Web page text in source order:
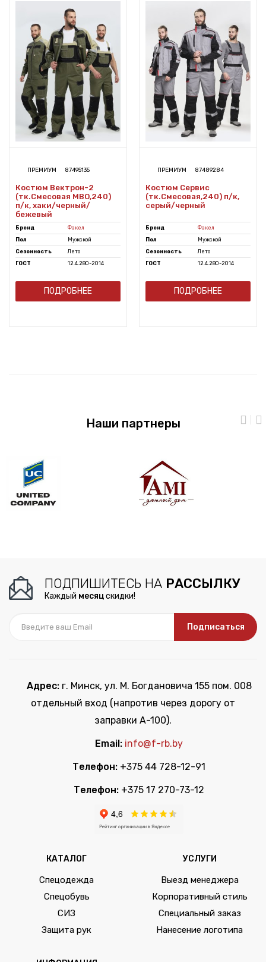
ПРЕМИУМ 87495135
Костюм Вектрон-2
(тк.Смесовая МВО,240)
п/к, хаки/черный/
бежевый
Бренд
Факел
Пол
Мужской
Сезонность
Лето
ГОСТ
12.4.280-2014
ПОДРОБНЕЕ
ПРЕМИУМ 87489284
Костюм Сервис
(тк.Смесовая,240) п/к,
серый/черный
Бренд
Факел
Пол
Мужской
Сезонность
Лето
ГОСТ
12.4.280-2014
ПОДРОБНЕЕ
Наши партнеры
ПОДПИШИТЕСЬ НА РАССЫЛКУ
Каждый месяцскидки!
Подписаться
Адрес:г. Минск, ул. М. Богдановича 155 пом. 008
отдельный вход (напротив через дорогу от
заправки А-100).
Email: info@f-rb.by
Телефон: +375 44 728-12-91
Телефон: +375 17 270-73-12
КАТАЛОГ
Спецодежда
Спецобувь
СИЗ
Защита рук
УСЛУГИ
Выезд менеджера
Корпоративный стиль
Специальный заказ
Нанесение логотипа